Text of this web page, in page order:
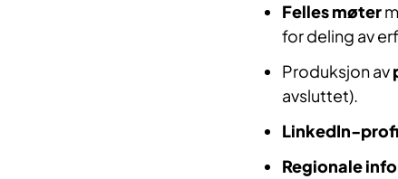
Felles møter
for deling av
Produksjon av
avsluttet).
LinkedIn-
Regionale